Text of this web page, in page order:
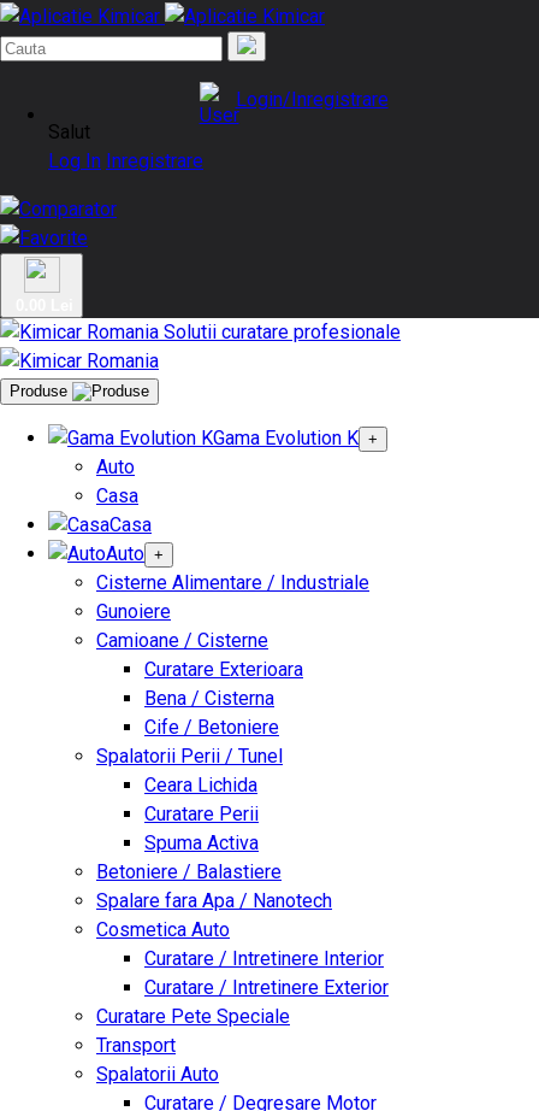
Login/Inregistrare
Salut
Log In Inregistrare
Produse
Gama Evolution K +
Auto
Casa
Casa
Auto +
Cisterne Alimentare / Industriale
Gunoiere
Camioane / Cisterne
Curatare Exterioara
Bena / Cisterna
Cife / Betoniere
Spalatorii Perii / Tunel
Ceara Lichida
Curatare Perii
Spuma Activa
Betoniere / Balastiere
Spalare fara Apa / Nanotech
Cosmetica Auto
Curatare / Intretinere Interior
Curatare / Intretinere Exterior
Curatare Pete Speciale
Transport
Spalatorii Auto
Curatare / Degresare Motor